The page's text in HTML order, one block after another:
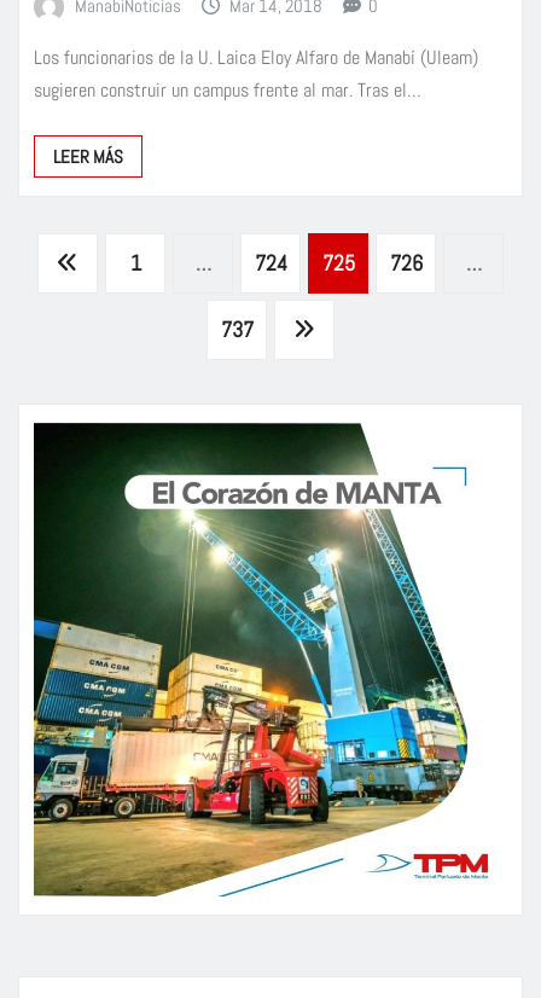
ManabiNoticias Mar 14, 2018 0
Los funcionarios de la U. Laica Eloy Alfaro de Manabí (Uleam)
sugieren construir un campus frente al mar. Tras el…
LEER MÁS
Paginación
entradas
1 … 724 725 726 …
737